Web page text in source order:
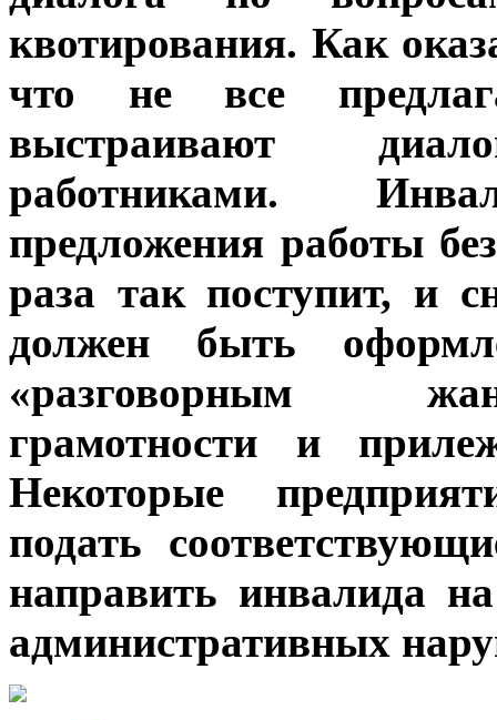
квотирования. Как
что не все
выстраивают
работниками.
предложения работы
раза так поступит, и
должен быть
«разговорным
грамотности и
Некоторые
подать
направить инвалида
административных